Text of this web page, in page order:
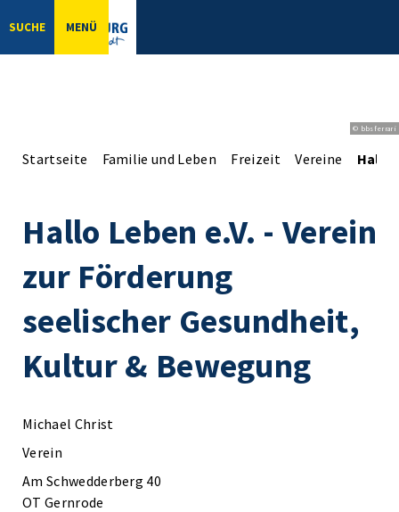
SUCHE MENÜ
© bbsferrari
Startseite Familie und Leben Freizeit Vereine Hallo
Hallo Leben e.V. - Verein
zur Förderung
seelischer Gesundheit,
Kultur & Bewegung
Michael Christ
Verein
Am Schwedderberg 40
OT Gernrode